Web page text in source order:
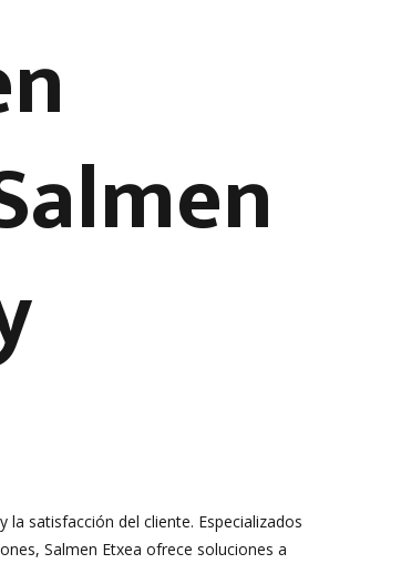
satisfacción del cliente. Especializados
Salmen Etxea ofrece soluciones a